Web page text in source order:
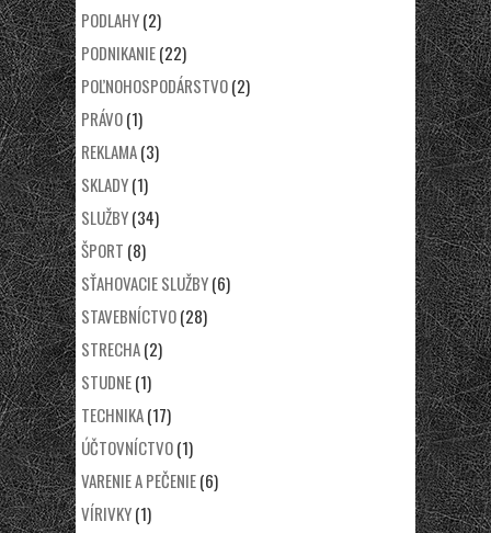
PODLAHY(2)
PODNIKANIE(22)
POĽNOHOSPODÁRSTVO(2)
PRÁVO(1)
REKLAMA(3)
SKLADY(1)
SLUŽBY(34)
ŠPORT (8)
SŤAHOVACIE SLUŽBY(6)
STAVEBNÍCTVO(28)
STRECHA(2)
STUDNE(1)
TECHNIKA(17)
ÚČTOVNÍCTVO(1)
VARENIE A PEČENIE(6)
VÍRIVKY(1)